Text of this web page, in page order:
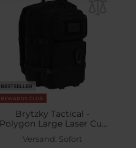
BESTSELLER
REWARDS CLUB
Brytzky Tactical -
Polygon Large Laser Cut
Rucksack 36 l - Black
Versand: Sofort